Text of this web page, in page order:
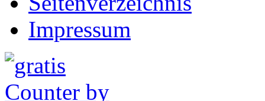
Impressum